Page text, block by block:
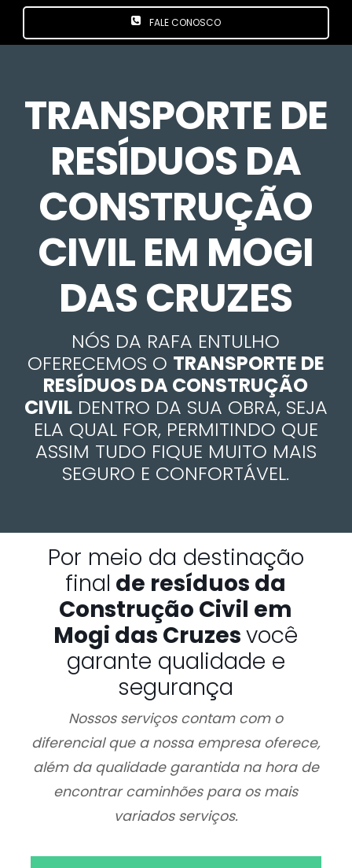
FALE CONOSCO
TRANSPORTE DE
RESÍDUOS DA
CONSTRUÇÃO
CIVIL EM MOGI
DAS CRUZES
NÓS DA RAFA ENTULHO
OFERECEMOS O TRANSPORTE DE
RESÍDUOS DA CONSTRUÇÃO
CIVILDENTRO DA SUA OBRA, SEJA
ELA QUAL FOR, PERMITINDO QUE
ASSIM TUDO FIQUE MUITO MAIS
SEGURO E CONFORTÁVEL.
Por meio da destinação
final de resíduos da
Construção Civil em
Mogi das Cruzesvocê
garante qualidade e
segurança
Nossos serviços contam com o
diferencial que a nossa empresa oferece,
além da qualidade garantida na hora de
encontrar caminhões para os mais
variados serviços.